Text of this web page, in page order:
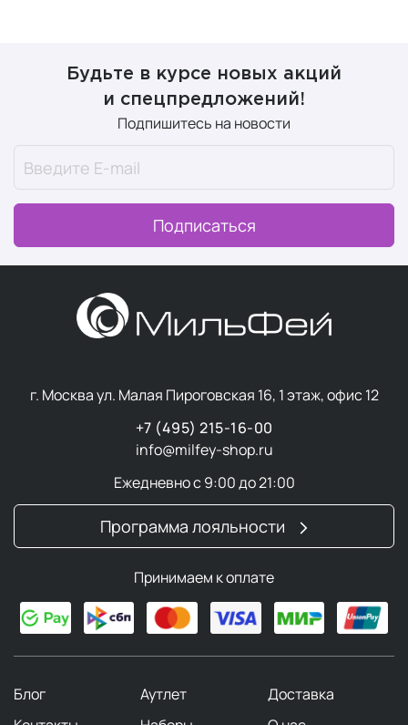
Согласно данным Всемирной организации
здравоохранения (ВОЗ), более 2 миллиардов людей во
всем мире испытывают дефицит хотя бы одного
почвы, переработкой продуктов, особенностями диет и
Что такое БАД
Биологически активные добавки (БАДы, нутрицевтики,
пищевые добавки) — это концентраты природных
Биологически Активная Добавка (БАД) — это не
замена пище, а инструмент для адресной поддержки
организма, который помогает укрепить иммунитет,
улучшить когнитивные функции, нормализовать обмен
веществ и замедлить процессы старения.
БАД не является лекарственным средством!
обязательно нужно сообщать своему врачу о том,
какие добавки вы принимаете.
Виды биологически
Будьте в курсе новых акций
и спецпредложений!
Подпишитесь на новости
Подписаться
г. Москва ул. Малая Пироговская 16, 1 этаж, офис 12
+7 (495) 215-16-00
info@milfey-shop.ru
Ежедневно с 9:00 до 21:00
Программа лояльности
Принимаем к оплате
Блог Аутлет
Доставка